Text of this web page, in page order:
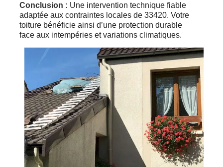
Conclusion : Une intervention technique fiable
adaptée aux contraintes locales de 33420. Votre
toiture bénéficie ainsi d’une protection durable
face aux intempéries et variations climatiques.